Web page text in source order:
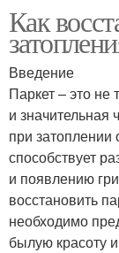
Как
Введение
Паркет – это не
и значительная
при затоплении
способствует
и появлению
восстановить
необходимо
былую красоту